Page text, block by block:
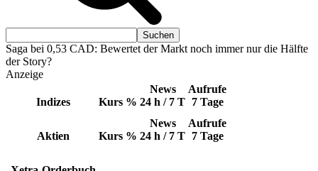
Saga bei 0,53 CAD: Bewertet der Markt noch immer nur die Hälfte
der Story?
Anzeige
Indizes Kurs %
News
24 h / 7 T
Aufrufe
7 Tage
Aktien Kurs %
News
24 h / 7 T
Aufrufe
7 Tage